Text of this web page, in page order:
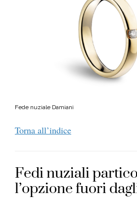
Fede nuziale Damiani
Torna all’indice
Fedi nuziali
l’opzione fuori